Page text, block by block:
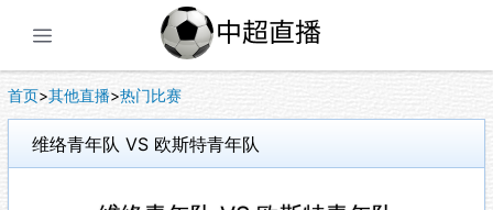
首页>其他直播>热门比赛
维络青年队 VS 欧斯特青年队